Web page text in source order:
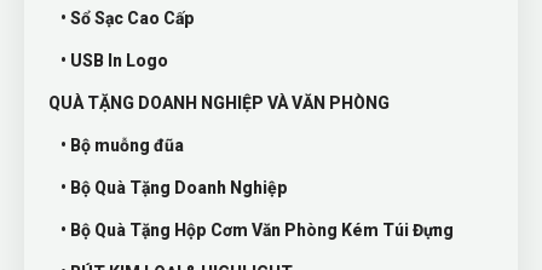
• Sổ Sạc Cao Cấp
• USB In Logo
QUÀ TẶNG DOANH NGHIỆP VÀ VĂN PHÒNG
• Bộ muỗng đũa
• Bộ Quà Tặng Doanh Nghiệp
• Bộ Quà Tặng Hộp Cơm Văn Phòng Kém Túi Đựng